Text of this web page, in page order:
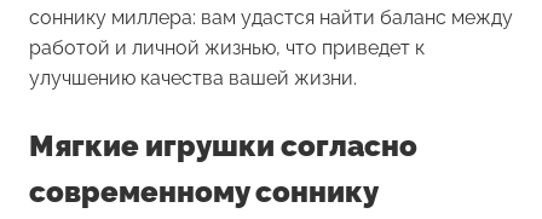
соннику миллера: вам удастся найти баланс между
работой и личной жизнью, что приведет к
улучшению качества вашей жизни.
Мягкие игрушки согласно
современному соннику